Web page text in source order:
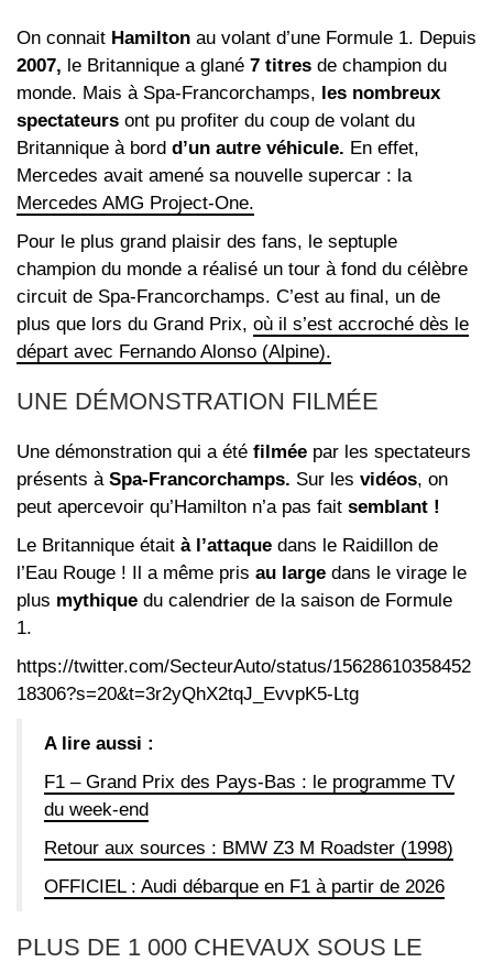
On connait Hamilton au volant d’une Formule 1. Depuis
2007, le Britannique a glané 7 titres de champion du
monde. Mais à Spa-Francorchamps, les nombreux
spectateurs ont pu profiter du coup de volant du
Britannique à bord d’un autre véhicule. En effet,
Mercedes avait amené sa nouvelle supercar : la
Mercedes AMG Project-One.
Pour le plus grand plaisir des fans, le septuple
champion du monde a réalisé un tour à fond du célèbre
circuit de Spa-Francorchamps. C’est au final, un de
plus que lors du Grand Prix, où il s’est accroché dès le
départ avec Fernando Alonso (Alpine).
UNE DÉMONSTRATION FILMÉE
Une démonstration qui a été filmée par les spectateurs
présents à Spa-Francorchamps. Sur les vidéos, on
peut apercevoir qu’Hamilton n’a pas fait semblant !
Le Britannique était à l’attaque dans le Raidillon de
l’Eau Rouge ! Il a même pris au large dans le virage le
plus mythique du calendrier de la saison de Formule
1.
https://twitter.com/SecteurAuto/status/15628610358452
18306?s=20&t=3r2yQhX2tqJ_EvvpK5-Ltg
A lire aussi :
F1 – Grand Prix des Pays-Bas : le programme TV
du week-end
Retour aux sources : BMW Z3 M Roadster (1998)
OFFICIEL : Audi débarque en F1 à partir de 2026
PLUS DE 1 000 CHEVAUX SOUS LE